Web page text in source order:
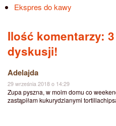
Ekspres do kawy
Ilość komentarzy: 3
dyskusji!
Adelajda
29 września 2018 o 14:29
Zupa pyszna, w moim domu co
zastąpiłam kukurydzianymi